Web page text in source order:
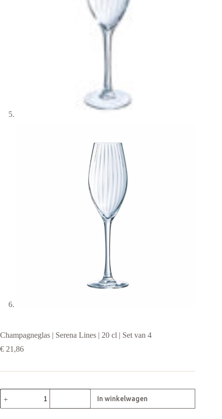
Champagneglas | Serena Lines | 20 cl | Set van 4
€ 21,86
Champagneglas
Serena